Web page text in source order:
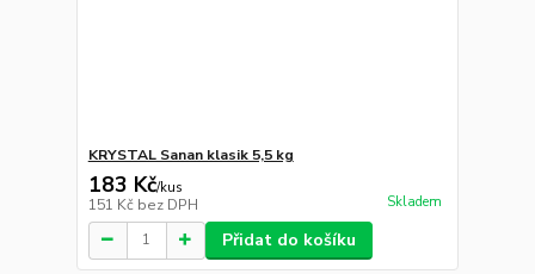
KRYSTAL Sanan klasik 5,5 kg
183 Kč/kus
151 Kč bez DPH Skladem
Přidat do košíku